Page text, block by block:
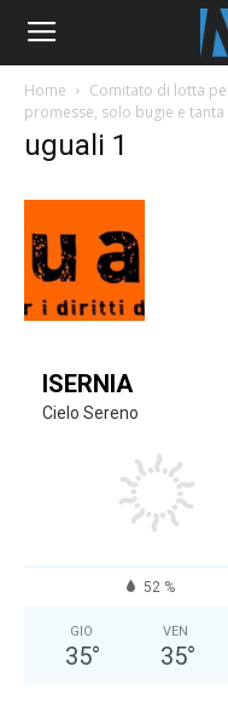
Home
Comitato di lotta
promesse, solo bugie e
uguali 1
ISERNIA
Cielo Sereno
52 %
GIO
35°
VEN
35°